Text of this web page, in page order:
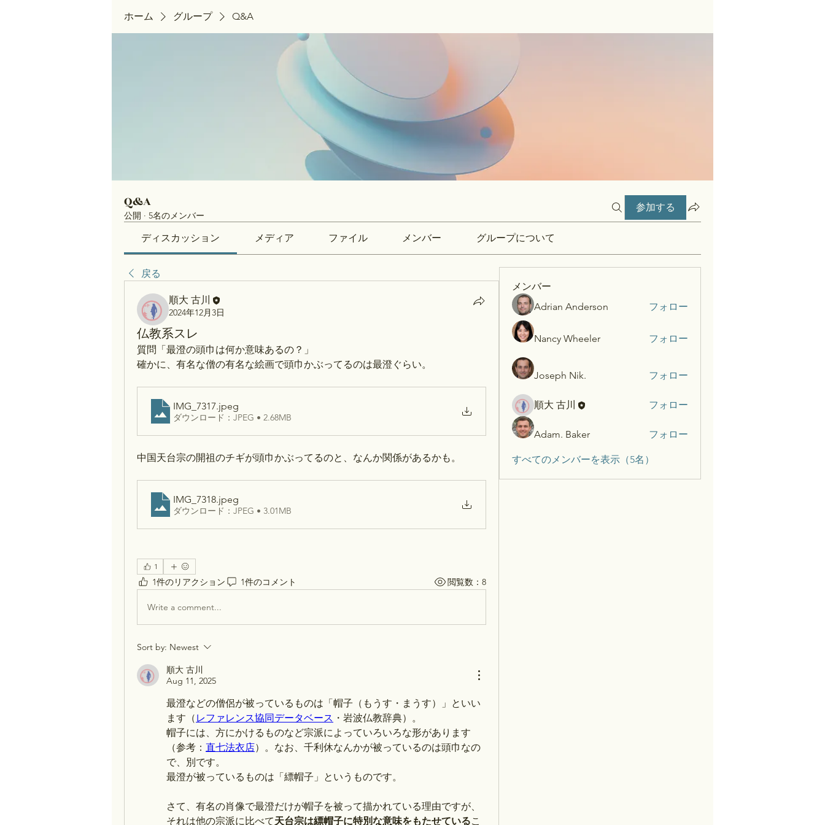
ホーム グループ Q&A
Q&A
公開 · 5名のメンバー
参加する
ディスカッション メディア ファイル メンバー グループについて
戻る
順大 古川
2024年12月3日
仏教系スレ
質問「最澄の頭巾は何か意味あるの？」
確かに、有名な僧の有名な絵画で頭巾かぶってるのは最澄ぐらい。
IMG_7317.jpeg
ダウンロード：JPEG • 2.68MB
中国天台宗の開祖のチギが頭巾かぶってるのと、なんか関係があるかも。
IMG_7318.jpeg
ダウンロード：JPEG • 3.01MB
1
1件のリアクション 1件のコメント 閲覧数：8
Write a comment...
Sort by: Newest
順大 古川
Aug 11, 2025
最澄などの僧侶が被っているものは「帽子（もうす・まうす）」といい
ます（ レファレンス協同データベース ・岩波仏教辞典）。
帽子には、方にかけるものなど宗派によっていろいろな形があります
（参考： 直七法衣店）。なお、千利休なんかが被っているのは頭巾なの
で、別です。
最澄が被っているものは「縹帽子」というものです。
さて、有名の肖像で最澄だけが帽子を被って描かれている理由ですが、
それは他の宗派に比べて天台宗は縹帽子に特別な意味をもたせているこ
メンバー
Adrian Anderson
フォロー
Nancy Wheeler フォロー
Joseph Nik. フォロー
順大 古川 フォロー
Adam. Baker フォロー
すべてのメンバーを表示（5名）